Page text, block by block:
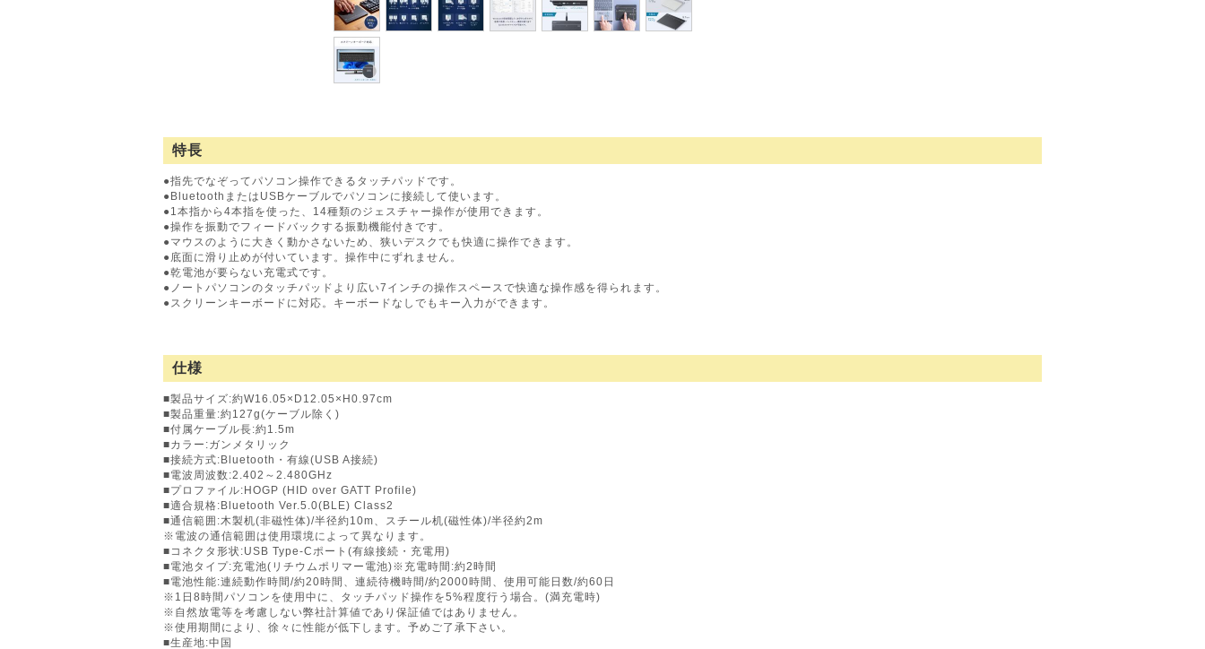
特長
●指先でなぞってパソコン操作できるタッチパッドです。
●BluetoothまたはUSBケーブルでパソコンに接続して使います。
●1本指から4本指を使った、14種類のジェスチャー操作が使用できます。
●操作を振動でフィードバックする振動機能付きです。
●マウスのように大きく動かさないため、狭いデスクでも快適に操作できます。
●底面に滑り止めが付いています。操作中にずれません。
●乾電池が要らない充電式です。
●ノートパソコンのタッチパッドより広い7インチの操作スペースで快適な操作感を得られます。
●スクリーンキーボードに対応。キーボードなしでもキー入力ができます。
仕様
■製品サイズ:約W16.05×D12.05×H0.97cm
■製品重量:約127g(ケーブル除く)
■付属ケーブル長:約1.5m
■カラー:ガンメタリック
■接続方式:Bluetooth・有線(USB A接続)
■電波周波数:2.402～2.480GHz
■プロファイル:HOGP (HID over GATT Profile)
■適合規格:Bluetooth Ver.5.0(BLE) Class2
■通信範囲:木製机(非磁性体)/半径約10m、スチール机(磁性体)/半径約2m
※電波の通信範囲は使用環境によって異なります。
■コネクタ形状:USB Type-Cポート(有線接続・充電用)
■電池タイプ:充電池(リチウムポリマー電池)※充電時間:約2時間
■電池性能:連続動作時間/約20時間、連続待機時間/約2000時間、使用可能日数/約60日
※1日8時間パソコンを使用中に、タッチパッド操作を5%程度行う場合。(満充電時)
※自然放電等を考慮しない弊社計算値であり保証値ではありません。
※使用期間により、徐々に性能が低下します。予めご了承下さい。
■生産地:中国